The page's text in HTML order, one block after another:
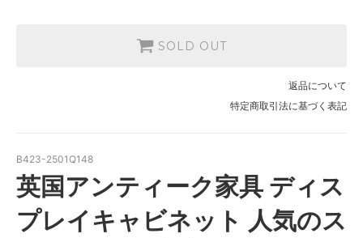
SOLD OUT
返品について
特定商取引法に基づく表記
B423-2501Q148
英国アンティーク家具 ディス
プレイキャビネット 人気のス